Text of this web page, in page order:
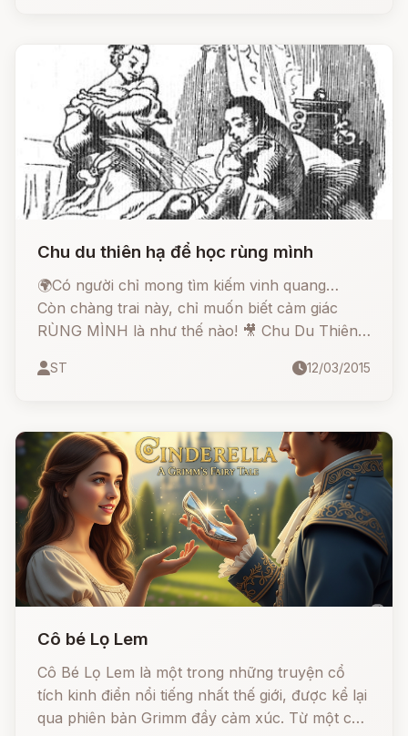
Chu du thiên hạ để học rùng mình
🌍Có người chỉ mong tìm kiếm vinh quang…
Còn chàng trai này, chỉ muốn biết cảm giác
RÙNG MÌNH là như thế nào! 🎥 Chu Du Thiên
truyện cổ Grimm hài hước, rùng rợn và… "ngốc
ST 12/03/2015
Cô bé Lọ Lem
Cô Bé Lọ Lem là một trong những truyện cổ
tích kinh điển nổi tiếng nhất thế giới, được kể lại
qua phiên bản Grimm đầy cảm xúc. Từ một cô